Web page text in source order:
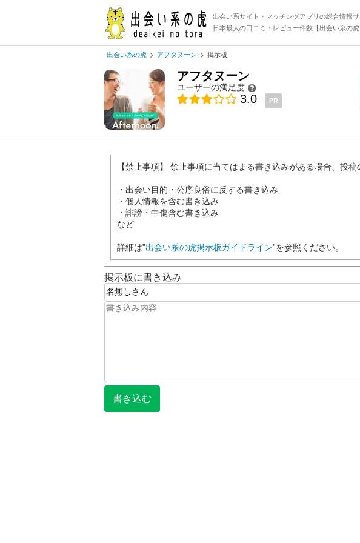
出会い系サイト・マッチングアプリの総合情報サ
日本最大の口コミ・レビュー件数【出会い系の虎
出会い系の虎 アフタヌーン 掲示板
アフタヌーン
ユーザーの満足度
3.0 PR
【禁止事項】 禁止事項に当てはまる書き込みがある場合、投
・出会い目的・公序良俗に反する書き込み
・個人情報を含む書き込み
・誹謗・中傷含む書き込み
など
詳細は”出会い系の虎掲示板ガイドライン”を参照ください。
掲示板に書き込み